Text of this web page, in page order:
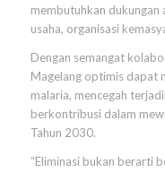
membutuhkan dukungan
usaha, organisasi
Dengan semangat
Magelang optimis dapat
malaria, mencegah
berkontribusi dalam
Tahun 2030.
“Eliminasi bukan berarti